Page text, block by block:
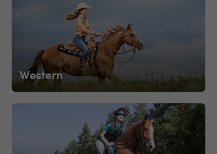
Western